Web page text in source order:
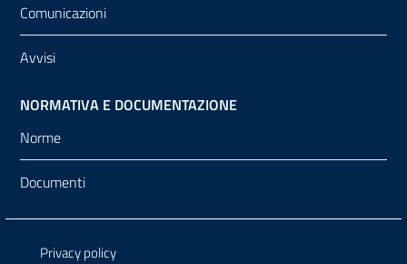
Comunicazioni
Avvisi
NORMATIVA E DOCUMENTAZIONE
Norme
Documenti
Privacy policy